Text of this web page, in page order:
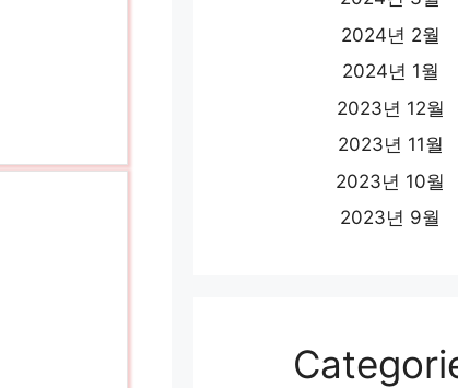
2024년 2월
2024년 1월
2023년 12월
2023년 11월
2023년 10월
2023년 9월